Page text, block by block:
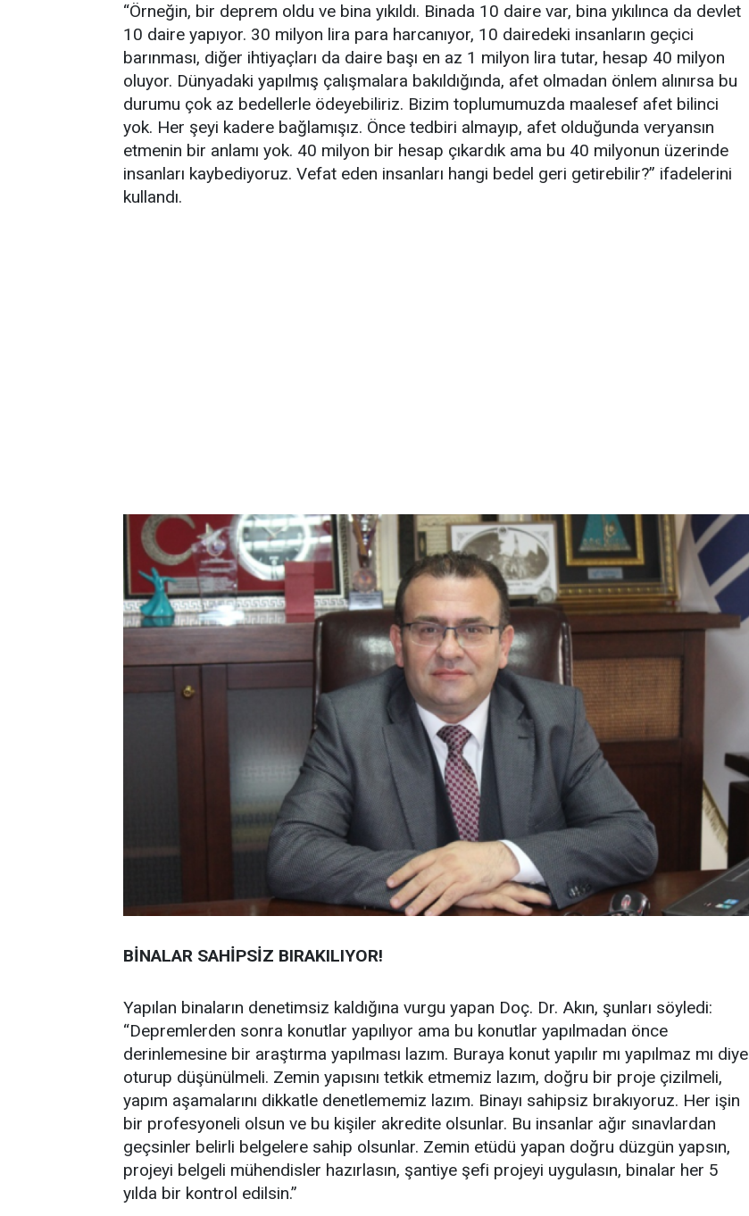
“Örneğin, bir deprem oldu ve bina yıkıldı. Binada 10 daire var, bina yıkılınca da devlet
10 daire yapıyor. 30 milyon lira para harcanıyor, 10 dairedeki insanların geçici
barınması, diğer ihtiyaçları da daire başı en az 1 milyon lira tutar, hesap 40 milyon
oluyor. Dünyadaki yapılmış çalışmalara bakıldığında, afet olmadan önlem alınırsa bu
durumu çok az bedellerle ödeyebiliriz. Bizim toplumumuzda maalesef afet bilinci
yok. Her şeyi kadere bağlamışız. Önce tedbiri almayıp, afet olduğunda veryansın
etmenin bir anlamı yok. 40 milyon bir hesap çıkardık ama bu 40 milyonun üzerinde
insanları kaybediyoruz. Vefat eden insanları hangi bedel geri getirebilir?” ifadelerini
kullandı.
BİNALAR SAHİPSİZ BIRAKILIYOR!
Yapılan binaların denetimsiz kaldığına vurgu yapan Doç. Dr. Akın, şunları söyledi:
“Depremlerden sonra konutlar yapılıyor ama bu konutlar yapılmadan önce
derinlemesine bir araştırma yapılması lazım. Buraya konut yapılır mı yapılmaz mı diye
oturup düşünülmeli. Zemin yapısını tetkik etmemiz lazım, doğru bir proje çizilmeli,
yapım aşamalarını dikkatle denetlememiz lazım. Binayı sahipsiz bırakıyoruz. Her işin
bir profesyoneli olsun ve bu kişiler akredite olsunlar. Bu insanlar ağır sınavlardan
geçsinler belirli belgelere sahip olsunlar. Zemin etüdü yapan doğru düzgün yapsın,
projeyi belgeli mühendisler hazırlasın, şantiye şefi projeyi uygulasın, binalar her 5
yılda bir kontrol edilsin.”